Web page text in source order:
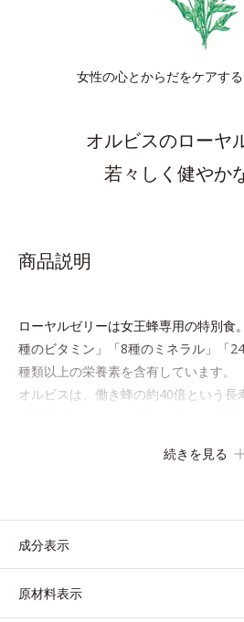
女性の心とからだをケアする
オルビスのローヤ
若々しく健やか
商品説明
ローヤルゼリーは女王蜂専用の特別食
種のビタミン」「8種のミネラル」「
種類以上の栄養素を含有しています。
オルビスは、働き蜂の約40倍という長
続きを見る
成分表示
原材料表示